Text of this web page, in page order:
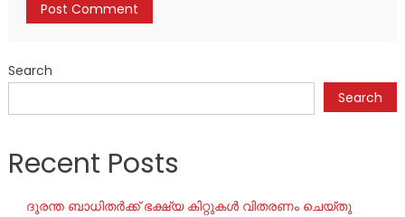
Search
Search
Recent Posts
ദുരന്ത ബാധിതർക്ക് ഭക്ഷ്യ കിറ്റുകൾ വിതരണം ചെയ്തു